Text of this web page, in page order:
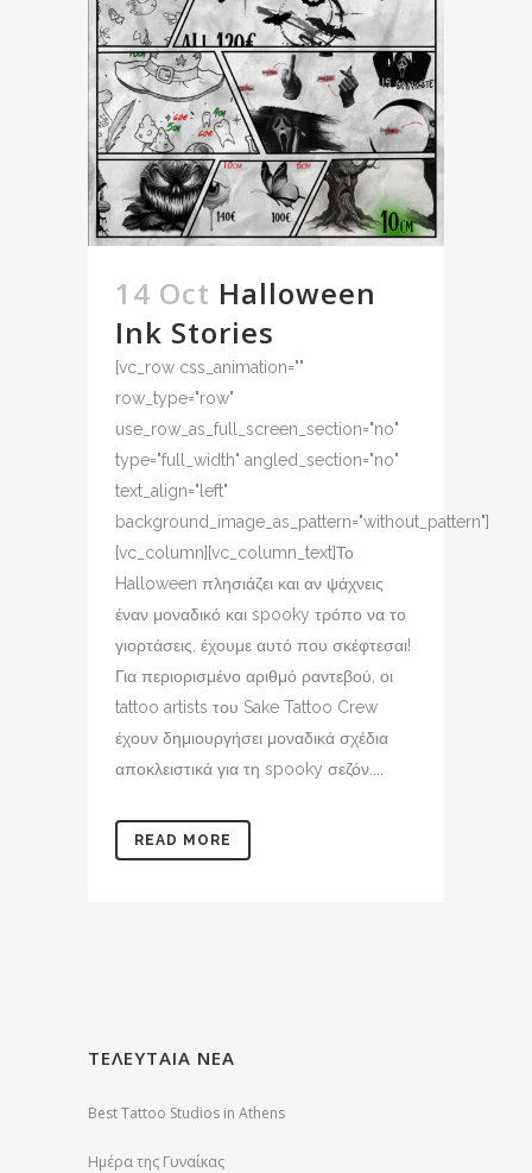
14 Oct Halloween
Ink Stories
[vc_row css_animation=""
row_type="row"
use_row_as_full_screen_section="no"
type="full_width" angled_section="no"
text_align="left"
background_image_as_pattern="without_pattern"]
[vc_column][vc_column_text]Το
Halloween πλησιάζει και αν ψάχνεις
έναν μοναδικό και spooky τρόπο να το
γιορτάσεις, έχουμε αυτό που σκέφτεσαι!
Για περιορισμένο αριθμό ραντεβού, οι
tattoo artists του Sake Tattoo Crew
έχουν δημιουργήσει μοναδικά σχέδια
αποκλειστικά για τη spooky σεζόν....
READ MORE
ΤΕΛΕΥΤΑΙΑ ΝΕΑ
Best Tattoo Studios in Athens
Ημέρα της Γυναίκας